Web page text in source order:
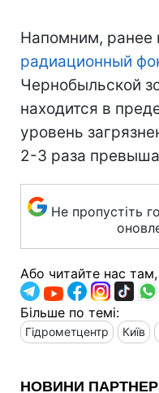
Напомним, ранее
радиационный
Чернобыльской
находится в
уровень
2-3 раза
Не пропустіть
Або читайте нас
Більше по темі:
Гідрометцентр Київ